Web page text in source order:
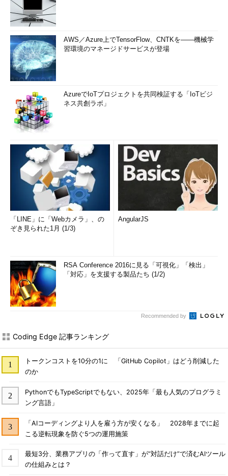
AWS／Azure上でTensorFlow、CNTKを――機械学
習環境のマネージドサービスが登場
AzureでIoTプロジェクトを共同検証する「IoTビジ
ネス共創ラボ」
「LINE」に「Webカメラ」、の
ぞき見られた1月 (1/3)
AngularJS
RSA Conference 2016に見る「可視化」「検出」
「対応」を支援する製品たち (1/2)
Recommended by
Coding Edge 記事ランキング
トークンコストを10分の1に 「GitHub Copilot」はどう削減した
のか
PythonでもTypeScriptでもない、2025年「最も人気のプログラミ
ング言語」
「AIコーディングより人を雇う方が安くなる」 2028年までに起
こる逆転現象を防ぐ5つの運用施策
最短3分、業務アプリの「作って直す」が“対話だけ”で済むAIツール
の仕組みとは？